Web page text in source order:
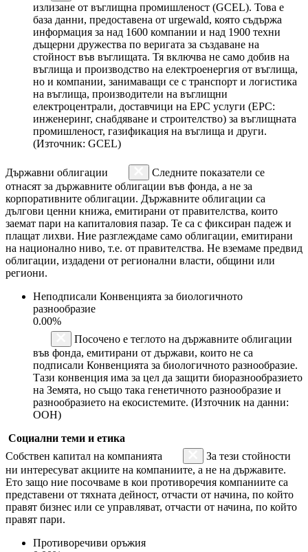
излизане от въглищна промишленост (GCEL). Това е
база данни, предоставена от urgewald, която съдържа
информация за над 1600 компании и над 1900 техни
дъщерни дружества по веригата за създаване на
стойност във въглищата. Тя включва не само добив на
въглища и производство на електроенергия от въглища,
но и компании, занимаващи се с транспорт и логистика
на въглища, производители на въглищни
електроцентрали, доставчици на EPC услуги (EPC:
инженеринг, снабдяване и строителство) за въглищната
промишленост, газификация на въглища и други.
(Източник: GCEL)
Държавни облигации
Следните показатели се
отнасят за държавните облигации във фонда, а не за
корпоративните облигации. Държавните облигации са
дългови ценни книжа, емитирани от правителства, които
заемат пари на капиталовия пазар. Те са с фиксиран падеж и
плащат лихви. Ние разглеждаме само облигации, емитирани
на национално ниво, т.е. от правителства. Не вземаме предвид
облигации, издадени от регионални власти, общини или
региони.
Неподписали Конвенцията за биологичното
разнообразие
0.00%
Посочено е теглото на държавните облигации
във фонда, емитирани от държави, които не са
подписали Конвенцията за биологичното разнообразие.
Тази конвенция има за цел да защити биоразнообразието
на Земята, но също така генетичното разнообразие и
разнообразието на екосистемите. (Източник на данни:
ООН)
Социални теми и етика
Собствен капитал на компанията
За тези стойности
ни интересуват акциите на компаниите, а не на държавите.
Ето защо ние посочваме в кои противоречия компаниите са
представени от тяхната дейност, отчасти от начина, по който
правят бизнес или се управляват, отчасти от начина, по който
правят пари.
Противоречиви оръжия